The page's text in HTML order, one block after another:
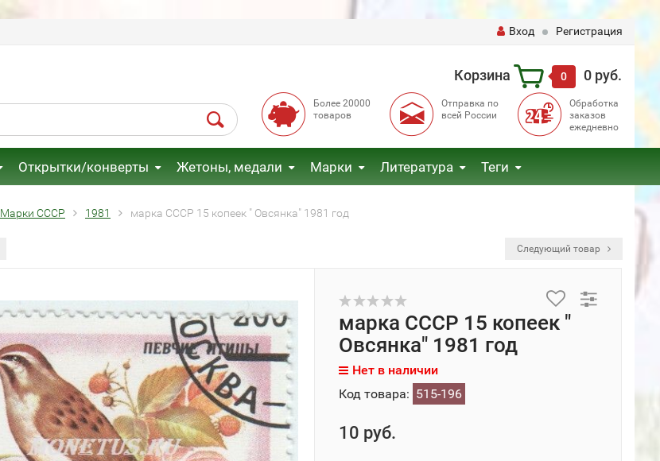
Вход Регистрация
Корзина 0 0 руб.
Более 20000
товаров
Отправка по
всей России
Обработка
заказов
ежедневно
Открытки/конверты Жетоны, медали Марки Литература Теги
Марки СССР 1981 марка СССР 15 копеек " Овсянка" 1981 год
Следующий товар
марка СССР 15 копеек "
Овсянка" 1981 год
Нет в наличии
Код товара: 515-196
10 руб.